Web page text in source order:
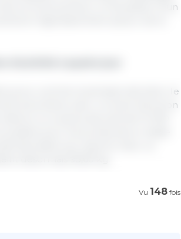
a trouvé preneur, à l’exception d’un
majoritairement autour de la
d’activité à quatre jour
jours, comme la semaine dernière, le
plus élevé, avec un écart d’environ
un surplus de près de 10 000
pour les producteurs réside
favorable aux reports. Avec un
désormais 95,60 kg.
Vu 148 fois